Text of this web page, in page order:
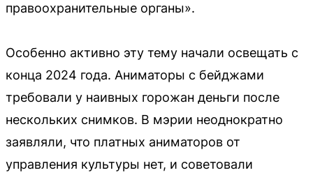
правоохранительные органы».
Особенно активно эту тему начали освещать с
конца 2024 года. Аниматоры с бейджами
требовали у наивных горожан деньги после
нескольких снимков. В мэрии неоднократно
заявляли, что платных аниматоров от
управления культуры нет, и советовали